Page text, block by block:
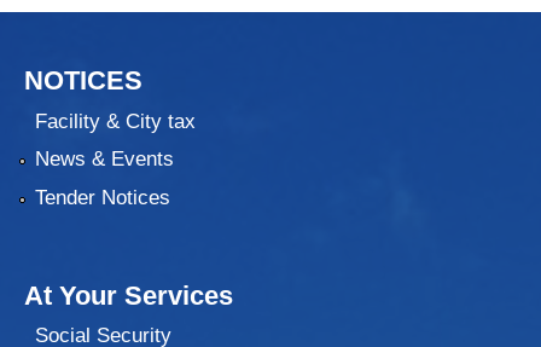
NOTICES
Facility & City tax
News & Events
Tender Notices
At Your Services
Social Security